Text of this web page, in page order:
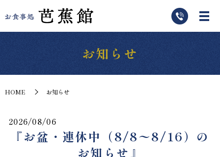
お知らせ
HOME お知らせ
2026/08/06
『お盆・連休中（8/8〜8/16）の
お知らせ』